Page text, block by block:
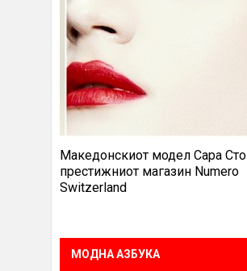
Македонскиот модел Сара
престижниот магазин Numero
Switzerland
МОДНА АЗБУКА